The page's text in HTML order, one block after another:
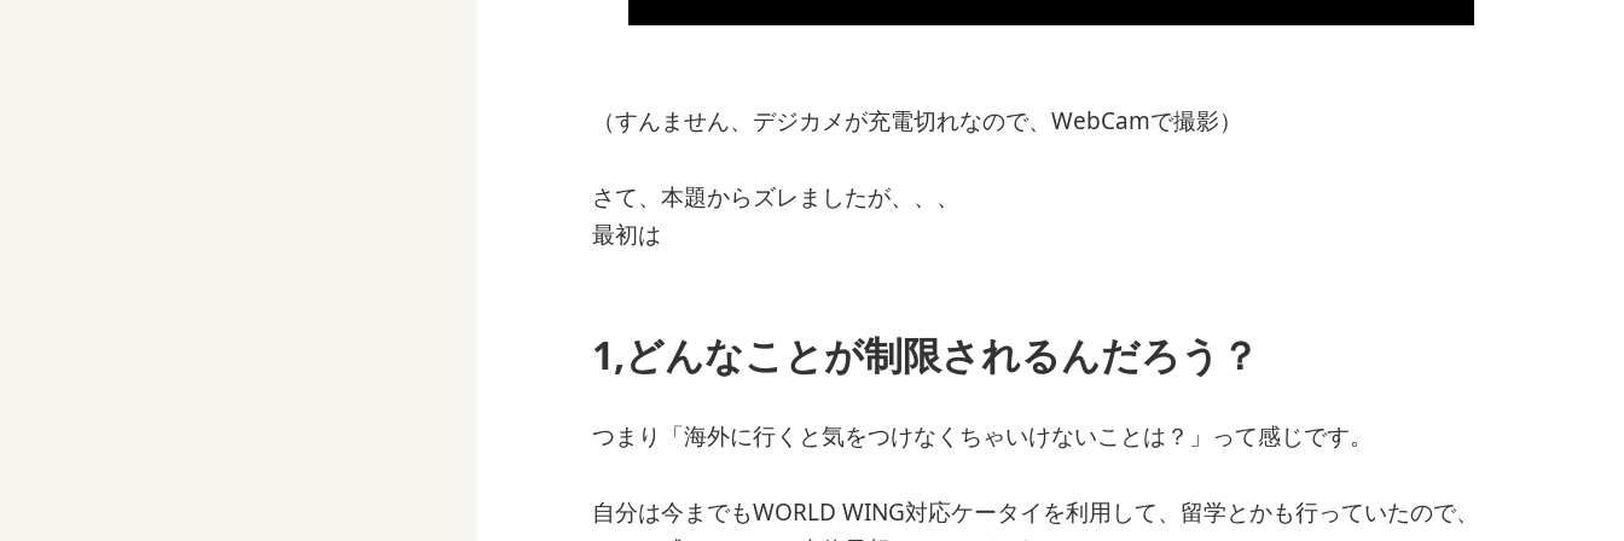
（すんません、デジカメが充電切れなので、WebCamで撮影）
さて、本題からズレましたが、、、
最初は
1,どんなことが制限されるんだろう？
つまり「海外に行くと気をつけなくちゃいけないことは？」って感じです。
自分は今までもWORLD WING対応ケータイを利用して、留学とかも行っていたので、